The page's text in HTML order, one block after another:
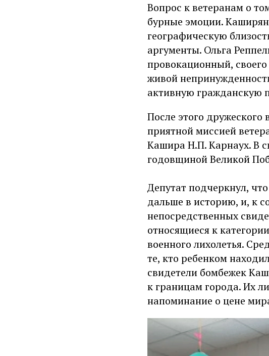
Вопрос к ветеранам о
бурные эмоции.
географическую
аргументы. Ольга
провокационный,
живой
активную гражданскую
После этого дружеского
приятной миссией
Кашира Н.П. Карнаух. В
годовщиной Великой
Депутат подчеркнул,
дальше в историю, и, к
непосредственных
относящиеся к
военного лихолетья.
те, кто ребенком
свидетели бомбежек
к границам города. Их
напоминание о цене